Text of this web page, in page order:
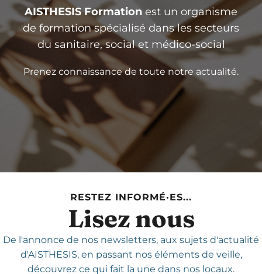
AISTHESIS Formation est un organisme
de formation spécialisé dans les secteurs
du sanitaire, social et médico-social
Prenez connaissance de toute notre actualité.
RESTEZ INFORMÉ·ES...
Lisez nous
De l'annonce de nos newsletters, aux sujets d'actualité
d'AISTHESIS,en passant nos éléments de veille,
découvrez ce qui fait la une dans nos locaux.